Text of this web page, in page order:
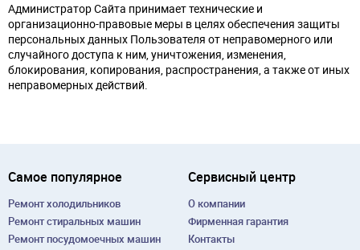
Администратор Сайта принимает технические и
организационно-правовые меры в целях обеспечения защиты
персональных данных Пользователя от неправомерного или
случайного доступа к ним, уничтожения, изменения,
блокирования, копирования, распространения, а также от иных
неправомерных действий.
Самое популярное
Ремонт холодильников
Ремонт cтиральных машин
Ремонт посудомоечных машин
Сервисный центр
О компании
Фирменная гарантия
Контакты